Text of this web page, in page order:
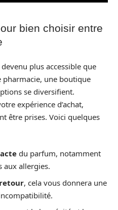
bien choisir entre
plus accessible que
pharmacie, une boutique
se diversifient.
expérience d’achat,
être prises. Voici quelques
du parfum, notamment
aux allergies.
, cela vous donnera une